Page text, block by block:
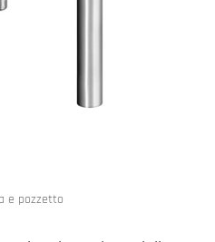
e pozzetto